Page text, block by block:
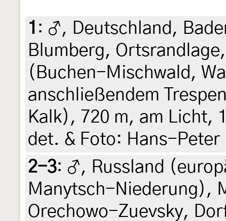
1 : ♂, Deutschland,
Blumberg,
(Buchen-Mischwald,
anschließendem
Kalk), 720 m, am Licht,
det. & Foto: Hans-Peter
2-3: ♂, Russland
Manytsch-Niederung),
Orechowo-Zuevsky,